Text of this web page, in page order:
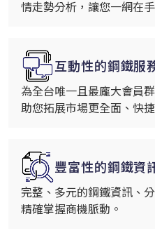
情走勢分析，讓您一網在
互動性的鋼鐵服
為全台唯一且最龐大會員
助您拓展市場更全面、快捷
豐富性的鋼鐵資
完整、多元的鋼鐵資訊、
精確掌握商機脈動。